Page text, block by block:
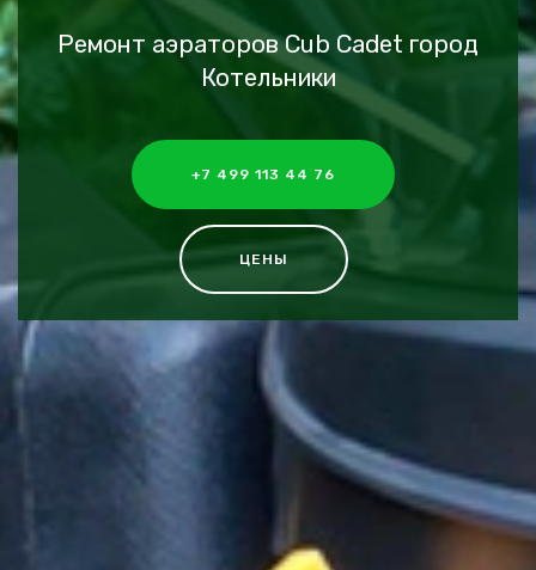
Ремонт аэраторов Cub Cadet город
Котельники
+7 499 113 44 76
ЦЕНЫ